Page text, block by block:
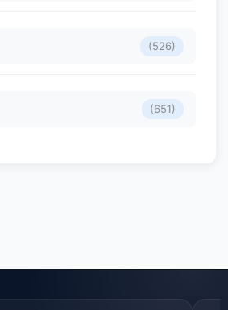
(526)
(651)